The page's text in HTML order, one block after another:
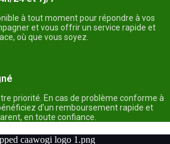
à tout moment pour répondre à vos
et vous offrir un service rapide et
où que vous soyez.
priorité. En cas de problème conforme à
d’un remboursement rapide et
en toute confiance.